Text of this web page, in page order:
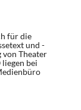
für die
und -
von Theater
bei